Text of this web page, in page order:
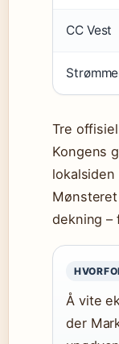
CC Vest
Tre
Kongens
dekning –
Å vite
der